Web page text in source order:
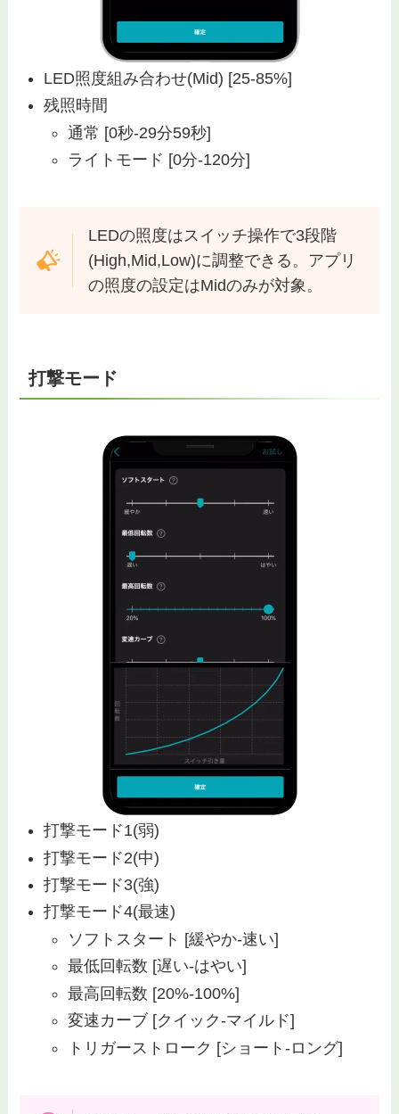
LED照度組み合わせ(Mid) [25-85%]
残照時間
通常 [0秒-29分59秒]
ライトモード [0分-120分]
LEDの照度はスイッチ操作で3段階
(High,Mid,Low)に調整できる。アプリ
の照度の設定はMidのみが対象。
打撃モード
打撃モード1(弱)
打撃モード2(中)
打撃モード3(強)
打撃モード4(最速)
ソフトスタート [緩やか-速い]
最低回転数 [遅い-はやい]
最高回転数 [20%-100%]
変速カーブ [クイック-マイルド]
トリガーストローク [ショート-ロング]